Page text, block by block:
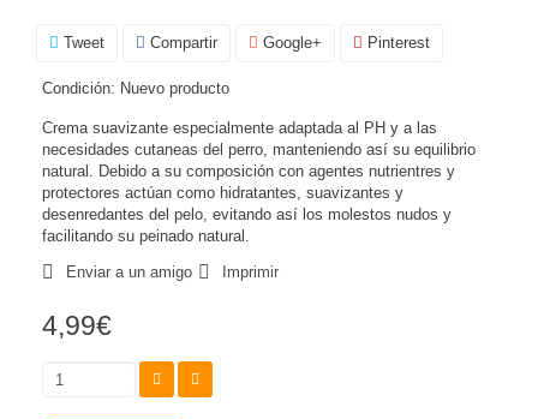
Tweet Compartir Google+ Pinterest
Condición: Nuevo producto
Crema suavizante especialmente adaptada al PH y a las
necesidades cutaneas del perro, manteniendo así su equilibrio
natural. Debido a su composición con agentes nutrientres y
protectores actúan como hidratantes, suavizantes y
desenredantes del pelo, evitando así los molestos nudos y
facilitando su peinado natural.
Enviar a un amigo
Imprimir
4,99€